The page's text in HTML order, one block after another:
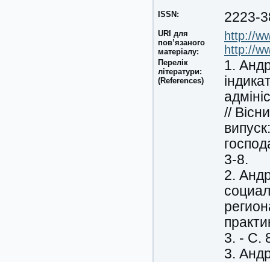
ISSN: 2223-
URI для
пов’язаного
матеріалу:
http://
http://
Перелік
літератури:
(References)
1.
//
3-8.
2.
3. - С.
3.